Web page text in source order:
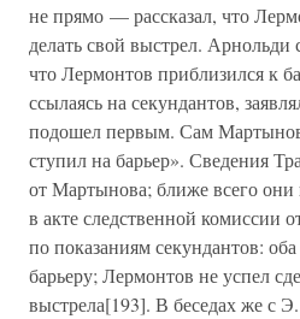
не прямо — рассказал, что
делать свой выстрел. Арнольди
что Лермонтов приблизился к
ссылаясь на секундантов,
подошел первым. Сам
ступил на барьер». Сведения
от Мартынова; ближе всего
в акте следственной комиссии
по показаниям секундантов:
барьеру; Лермонтов не успел
выстрела[193]. В беседах же с